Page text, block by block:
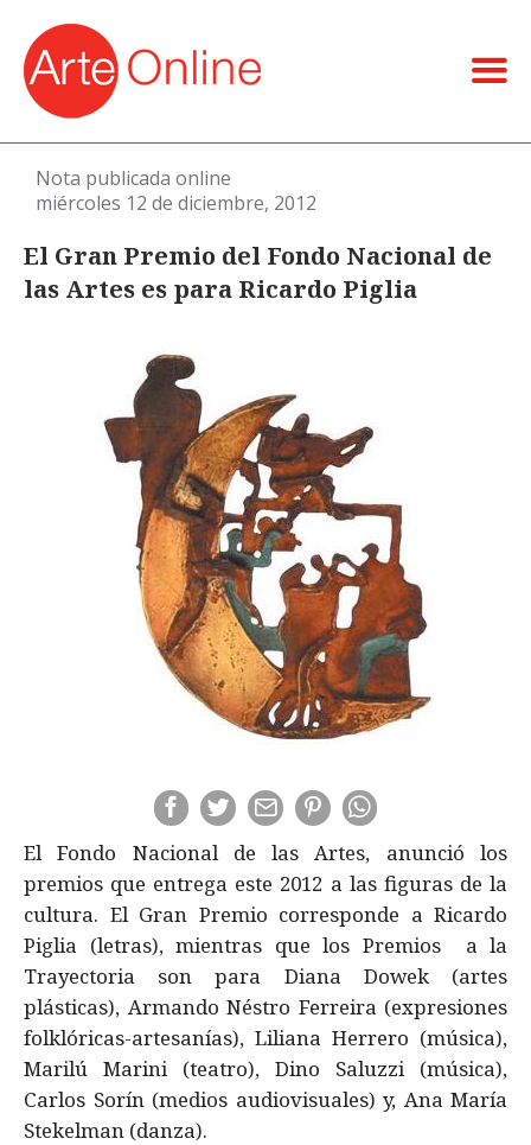
Nota publicada online
miércoles 12 de diciembre, 2012
El Gran Premio del Fondo Nacional de
las Artes es para Ricardo Piglia
El Fondo Nacional de las Artes, anunció los
premios que entrega este 2012 a las figuras de la
cultura. El Gran Premio corresponde a Ricardo
Piglia (letras), mientras que los Premios a la
Trayectoria son para Diana Dowek (artes
plásticas), Armando Néstro Ferreira (expresiones
folklóricas-artesanías), Liliana Herrero (música),
Marilú Marini (teatro), Dino Saluzzi (música),
Carlos Sorín (medios audiovisuales) y, Ana María
Stekelman (danza).